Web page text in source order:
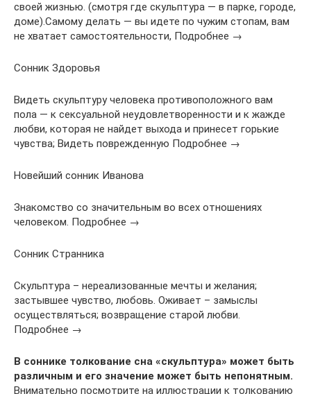
своей жизнью. (смотря где скульптура — в парке, городе,
доме).Самому делать — вы идете по чужим стопам, вам
не хватает самостоятельности, Подробнее →
Сонник Здоровья
Видеть скульптуру человека противоположного вам
пола — к сексуальной неудовлетворенности и к жажде
любви, которая не найдет выхода и принесет горькие
чувства; Видеть поврежденную Подробнее →
Новейший сонник Иванова
Знакомство со значительным во всех отношениях
человеком. Подробнее →
Сонник Странника
Скульптура – нереализованные мечты и желания;
застывшее чувство, любовь. Оживает – замыслы
осуществляться; возвращение старой любви.
Подробнее →
В соннике толкование сна «скульптура» может быть
различным и его значение может быть непонятным.
Внимательно посмотрите на иллюстрации к толкованию